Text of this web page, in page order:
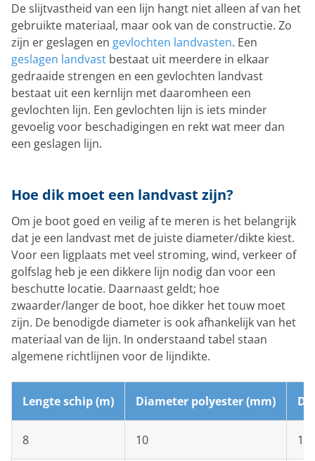
De slijtvastheid van een lijn hangt niet alleen af van het
gebruikte materiaal, maar ook van de constructie. Zo
zijn er geslagen en gevlochten landvasten. Een
geslagen landvast bestaat uit meerdere in elkaar
gedraaide strengen en een gevlochten landvast
bestaat uit een kernlijn met daaromheen een
gevlochten lijn. Een gevlochten lijn is iets minder
gevoelig voor beschadigingen en rekt wat meer dan
een geslagen lijn.
Hoe dik moet een landvast zijn?
Om je boot goed en veilig af te meren is het belangrijk
dat je een landvast met de juiste diameter/dikte kiest.
Voor een ligplaats met veel stroming, wind, verkeer of
golfslag heb je een dikkere lijn nodig dan voor een
beschutte locatie. Daarnaast geldt; hoe
zwaarder/langer de boot, hoe dikker het touw moet
zijn. De benodigde diameter is ook afhankelijk van het
materiaal van de lijn. In onderstaand tabel staan
algemene richtlijnen voor de lijndikte.
Lengte schip (m) Diameter polyester (mm)
8 10 14